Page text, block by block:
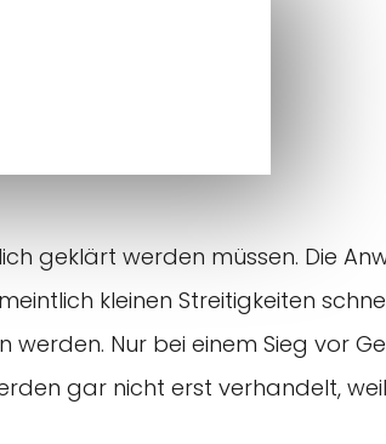
geklärt werden müssen. Die
kleinen Streitigkeiten
Nur bei einem Sieg vor
gar nicht erst verhandelt,